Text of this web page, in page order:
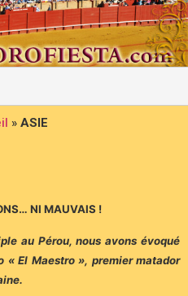
» ASIE
NI MAUVAIS !
au Pérou, nous avons évoqué
« El Maestro », premier matador